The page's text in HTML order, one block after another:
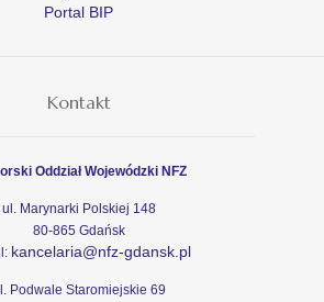
Portal BIP
Kontakt
Oddział Wojewódzki NFZ
ul. Marynarki Polskiej 148
80-865 Gdańsk
kancelaria@nfz-gdansk.pl
Podwale Staromiejskie 69